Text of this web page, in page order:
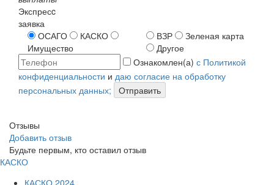
Экспресc
заявка
ОСАГО
КАСКО
Имущество
ВЗР
Зеленая карта
Другое
Ознакомлен(а) с Политикой
конфиденциальности и даю согласие на обработку
персональных данных;
Отправить
Отзывы
Добавить отзыв
Будьте первым, кто оставил отзыв
КАСКО
КАСКО 2024